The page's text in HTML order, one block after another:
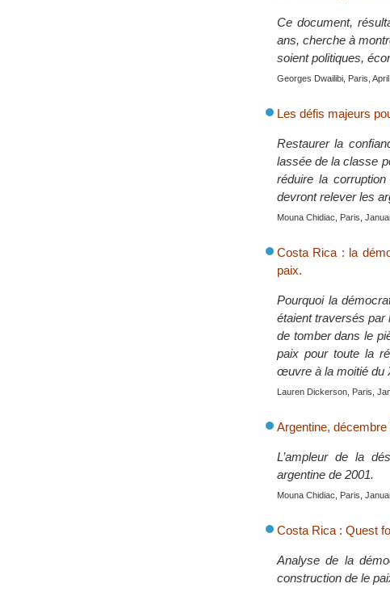
Ce document,
ans, cherche à
soient politiques,
Georges Dwailibi, Paris,
Les défis majeurs
Restaurer la
lassée de la classe
réduire la
devront relever les
Mouna Chidiac, Paris,
Costa Rica : la
paix.
Pourquoi la
étaient traversés par
de tomber dans le
paix pour toute la
œuvre à la moitié du
Lauren Dickerson, Paris,
Argentine,
L’ampleur de la
argentine de 2001.
Mouna Chidiac, Paris,
Costa Rica : Quest
Analyse de la
construction de le